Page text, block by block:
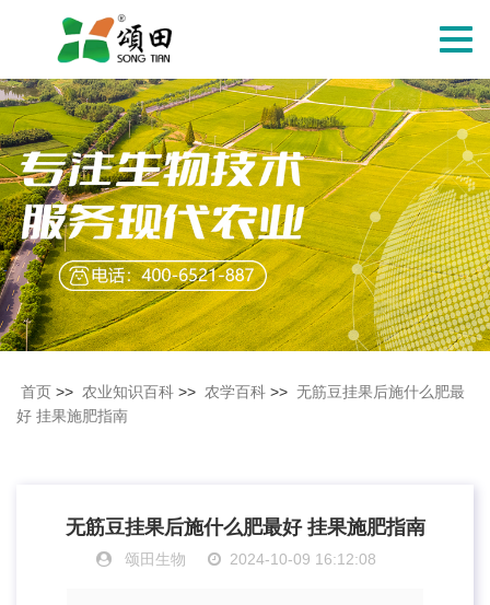
切
导
航
首页 >> 农业知识百科 >> 农学百科 >> 无筋豆挂果后施什么肥最
好 挂果施肥指南
无筋豆挂果后施什么肥最好 挂果施肥指南
颂田生物 2024-10-09 16:12:08